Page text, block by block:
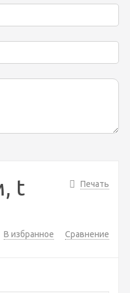
Печать
t
В избранное Сравнение